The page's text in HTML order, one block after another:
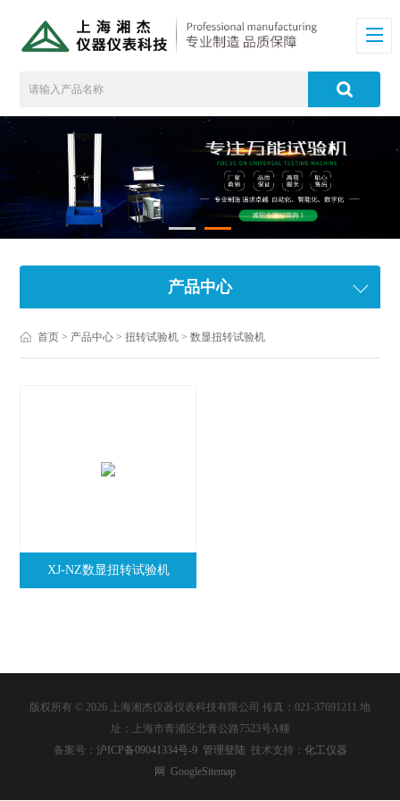
产品中心
首页 > 产品中心 >扭转试验机 >数显扭转试验机
XJ-NZ数显扭转试验机
版权所有 © 2026 上海湘杰仪器仪表科技有限公司 传真：021-37691211 地
址：上海市青浦区北青公路7523号A幢
备案号： 沪ICP备09041334号-9 管理登陆 技术支持： 化工仪器
网 GoogleSitemap